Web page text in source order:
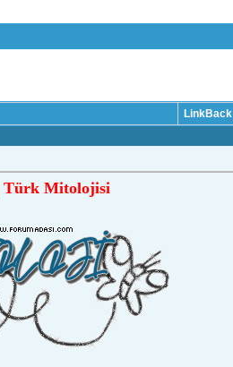
LinkBack
Türk Mitolojisi